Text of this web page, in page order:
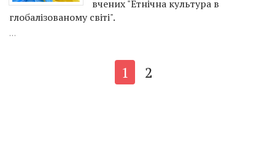
вчених "Етнічна культура в
глобалізованому світі".
...
1 2